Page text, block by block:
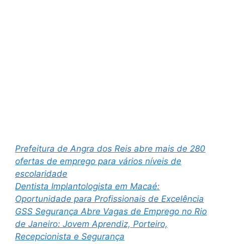
Prefeitura de Angra dos Reis abre mais de 280
ofertas de emprego para vários níveis de
escolaridade
Dentista Implantologista em Macaé:
Oportunidade para Profissionais de Excelência
GSS Segurança Abre Vagas de Emprego no Rio
de Janeiro: Jovem Aprendiz, Porteiro,
Recepcionista e Segurança